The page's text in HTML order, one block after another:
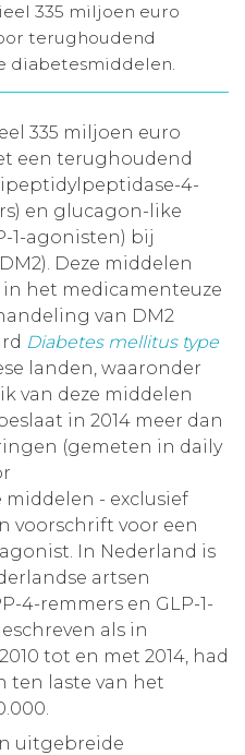
335 miljoen euro
terughoudend
diabetesmiddelen.
335 miljoen euro
een terughoudend
4-
en glucagon-like
1-agonisten) bij
Deze middelen
het medicamenteuze
van DM2
Diabetes mellitus type
landen, waaronder
van deze middelen
in 2014 meer dan
(gemeten in daily
- exclusief
voorschrift voor een
In Nederland is
artsen
4-remmers en GLP-1-
als in
tot en met 2014, had
ten laste van het
uitgebreide